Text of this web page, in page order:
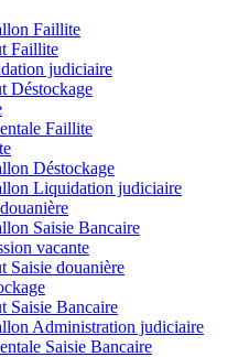
Faillite
Faillite
judiciaire
Déstockage
Faillite
Déstockage
Liquidation judiciaire
Saisie Bancaire
vacante
Saisie douanière
Saisie Bancaire
Administration judiciaire
Saisie Bancaire